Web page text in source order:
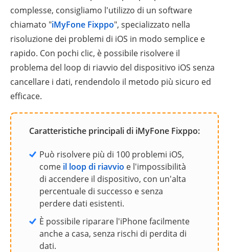
complesse, consigliamo l'utilizzo di un software
chiamato "iMyFone Fixppo", specializzato nella
risoluzione dei problemi di iOS in modo semplice e
rapido. Con pochi clic, è possibile risolvere il
problema del loop di riavvio del dispositivo iOS senza
cancellare i dati, rendendolo il metodo più sicuro ed
efficace.
Caratteristiche principali di iMyFone Fixppo:
Può risolvere più di 100 problemi iOS,
come il loop di riavvio e l'impossibilità
di accendere il dispositivo, con un'alta
percentuale di successo e senza
perdere dati esistenti.
È possibile riparare l'iPhone facilmente
anche a casa, senza rischi di perdita di
dati.